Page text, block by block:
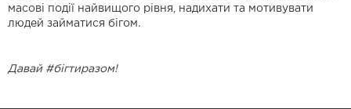
масові події найвищого рівня, надихати та мотивувати
людей займатися бігом.
Давай #бігтиразом!